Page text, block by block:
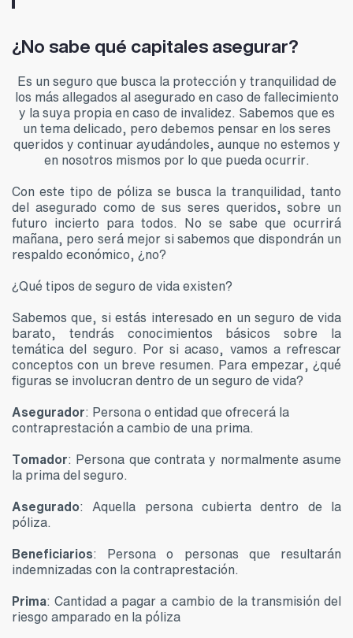
¿No sabe qué capitales asegurar?
Es un seguro que busca la protección y tranquilidad de
los más allegados al asegurado en caso de fallecimiento
y la suya propia en caso de invalidez. Sabemos que es
un tema delicado, pero debemos pensar en los seres
queridos y continuar ayudándoles, aunque no estemos y
en nosotros mismos por lo que pueda ocurrir.
Con este tipo de póliza se busca la tranquilidad, tanto
del asegurado como de sus seres queridos, sobre un
futuro incierto para todos. No se sabe que ocurrirá
mañana, pero será mejor si sabemos que dispondrán un
respaldo económico, ¿no?
¿Qué tipos de seguro de vida existen?
Sabemos que, si estás interesado en un seguro de vida
barato, tendrás conocimientos básicos sobre la
temática del seguro. Por si acaso, vamos a refrescar
conceptos con un breve resumen. Para empezar, ¿qué
figuras se involucran dentro de un seguro de vida?
Asegurador: Persona o entidad que ofrecerá la
contraprestación a cambio de una prima.
Tomador: Persona que contrata y normalmente asume
la prima del seguro.
Asegurado: Aquella persona cubierta dentro de la
póliza.
Beneficiarios: Persona o personas que resultarán
indemnizadas con la contraprestación.
Prima: Cantidad a pagar a cambio de la transmisión del
riesgo amparado en la póliza